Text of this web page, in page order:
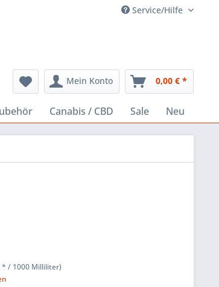
Service/Hilfe
Mein Konto 0,00 € *
Canabis / CBD Sale Neu
* / 1000 Milliliter)